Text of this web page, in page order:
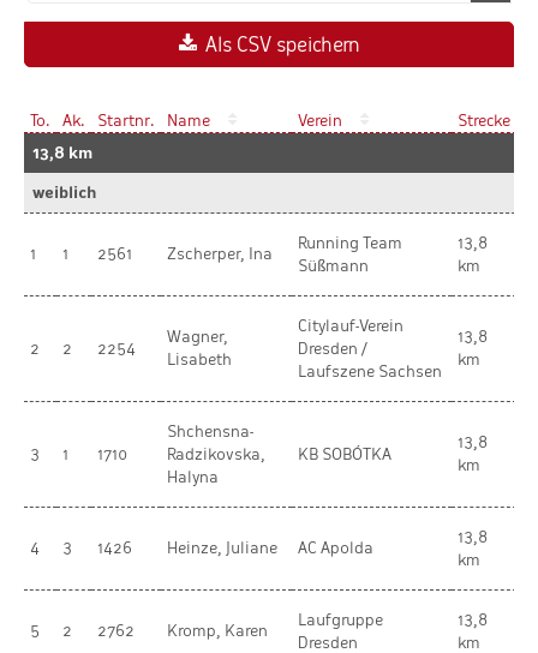
Als CSV speichern
To. Ak. Startnr. Name Verein Strecke
13,8 km
weiblich
1 1 2561 Zscherper, Ina
Running Team
Süßmann
13,8
km
2 2 2254
Wagner,
Lisabeth
Citylauf-Verein
Dresden /
Laufszene Sachsen
13,8
km
3 1 1710
Shchensna-
Radzikovska,
Halyna
KB SOBÓTKA
13,8
km
4 3 1426 Heinze, Juliane AC Apolda
13,8
km
5 2 2762 Kromp, Karen
Laufgruppe
Dresden
13,8
km